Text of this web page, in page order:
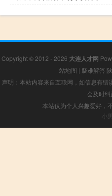
Copyright © 2012 - 2026 大连人才网
站地图 | 疑难解答
声明：本站内容来自互联网，如信息有
会及时
本站仅为个人兴趣爱好，
小